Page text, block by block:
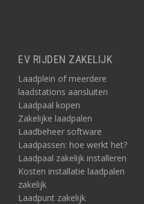
EV RIJDEN ZAKELIJK
Laadplein of meerdere
laadstations aansluiten
Laadpaal kopen
Zakelijke laadpalen
Laadbeheer software
Laadpassen: hoe werkt het?
Laadpaal zakelijk installeren
Kosten installatie laadpalen
zakelijk
Laadpunt zakelijk